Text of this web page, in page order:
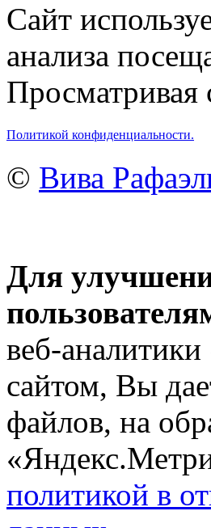
Сайт
анализа
Просматривая
Политикой конфиденциальности.
© Вива
Для
веб-
сайтом, Вы
файлов, на
политикой в